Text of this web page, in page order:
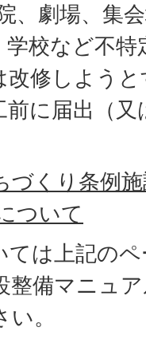
、劇場、集
校など不
改修しよう
に届出（
づくり条例
ついて
ては上記の
整備マニュ
。